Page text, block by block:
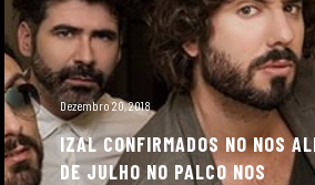
Dezembro 20, 2018
IZAL CONFIRMADOS NO NOS
DE JULHO NO PALCO NOS